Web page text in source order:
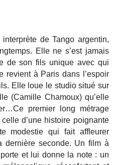
de Tango argentin,
Elle ne s’est jamais
de son fils unique avec qui
revient à Paris dans l’espoir
Elle loue le studio situé sur
(Camille Chamoux) qu’elle
premier long métrage
d’une histoire poignante
modestie qui fait affleurer
dernière seconde. Un film à
et lui donne la note : un